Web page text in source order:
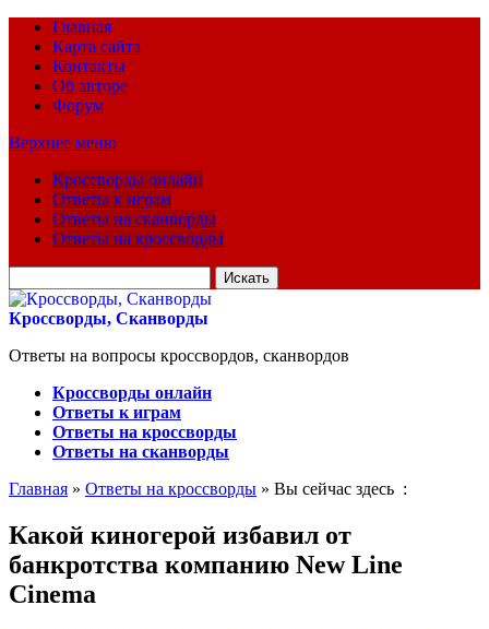
Главная
Карта сайта
Контакты
Об авторе
Форум
Верхнее меню
Кроссворды онлайн
Ответы к играм
Ответы на сканворды
Ответы на кроссворды
для:
Кроссворды, Сканворды
Ответы на вопросы кроссвордов, сканвордов
Кроссворды онлайн
Ответы к играм
Ответы на кроссворды
Ответы на сканворды
Главная » Ответы на кроссворды » Вы сейчас здесь :
Какой киногерой избавил от
банкротства компанию New Line
Cinema